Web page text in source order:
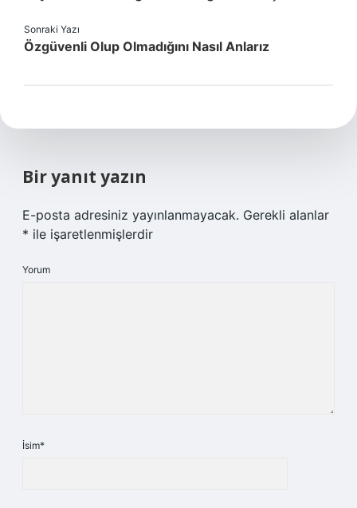
Sonraki Yazı
Özgüvenli Olup Olmadığını Nasıl Anlarız
Bir yanıt yazın
E-posta adresiniz yayınlanmayacak. Gerekli alanlar
* ile işaretlenmişlerdir
Yorum
İsim*